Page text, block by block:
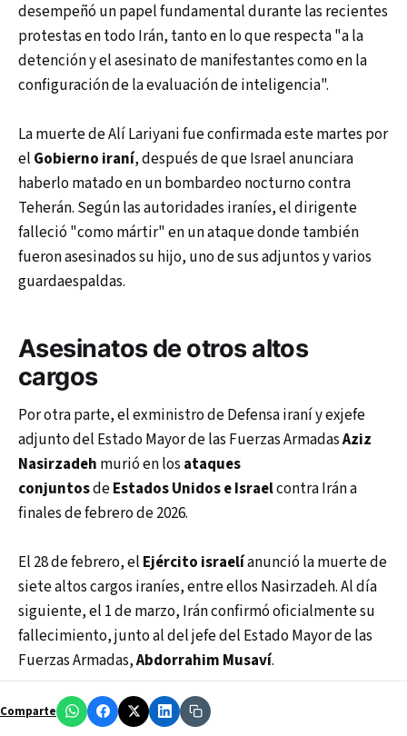
desempeñó un papel fundamental durante las recientes
protestas en todo Irán, tanto en lo que respecta "a la
detención y el asesinato de manifestantes como en la
configuración de la evaluación de inteligencia".
La muerte de Alí Lariyani fue confirmada este martes por
el Gobierno iraní, después de que Israel anunciara
haberlo matado en un bombardeo nocturno contra
Teherán. Según las autoridades iraníes, el dirigente
falleció "como mártir" en un ataque donde también
fueron asesinados su hijo, uno de sus adjuntos y varios
guardaespaldas.
Asesinatos de otros altos
cargos
Por otra parte, el exministro de Defensa iraní y exjefe
adjunto del Estado Mayor de las Fuerzas ArmadasAziz
Nasirzadeh murió en los ataques
conjuntosdeEstados Unidos e Israelcontra Irán a
finales de febrero de 2026.
El 28 de febrero, el Ejército israelíanunció la muerte de
siete altos cargos iraníes, entre ellos Nasirzadeh. Al día
siguiente, el 1 de marzo, Irán confirmó oficialmente su
fallecimiento, junto al del jefe del Estado Mayor de las
Fuerzas Armadas,Abdorrahim Musaví.
Comparte